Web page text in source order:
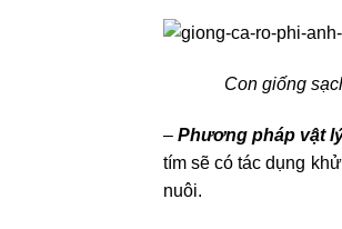
Con giống
–Phương pháp vật
tím sẽ có tác dụng
nuôi.